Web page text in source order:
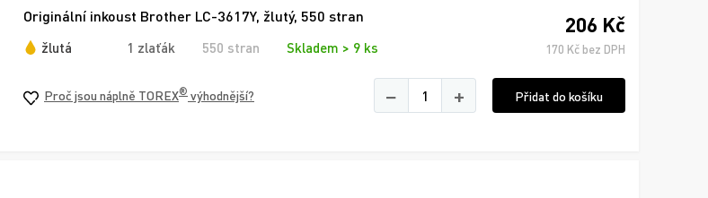
Originální inkoust Brother LC-3617Y, žlutý, 550 stran
žlutá 1 zlaťák 550 stran Skladem > 9 ks
206 Kč
170 Kč bez DPH
Proč jsou náplně TOREX® výhodnější? − + Přidat do košíku